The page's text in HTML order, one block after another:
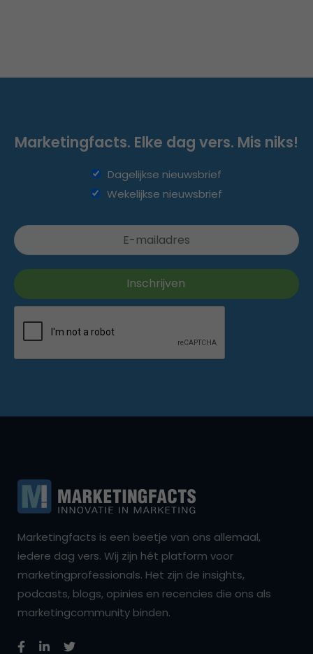
Marketingfacts. Elke dag vers. Mis niks!
Dagelijkse nieuwsbrief
Wekelijkse nieuwsbrief
Marketingfacts is een beetje van ons allemaal,
iedere dag vers. Wij zijn hét platform voor
marketingprofessionals. Het zijn de insights,
podcasts, blogs, opinies en recencies die ons als
marketingcommunity binden.